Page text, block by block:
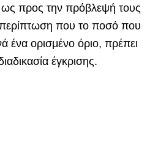
ως προς την πρόβλεψή τους
περίπτωση που το ποσό που
ένα ορισμένο όριο, πρέπει
έγκρισης.